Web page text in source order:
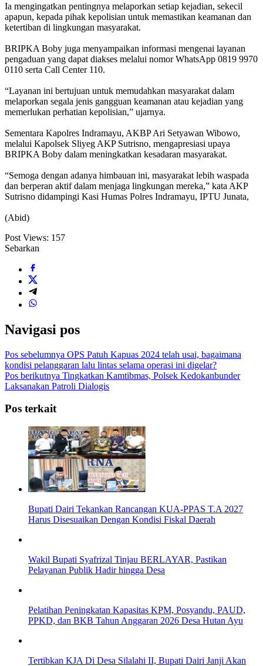
Ia mengingatkan pentingnya melaporkan setiap kejadian, sekecil
apapun, kepada pihak kepolisian untuk memastikan keamanan dan
ketertiban di lingkungan masyarakat.
BRIPKA Boby juga menyampaikan informasi mengenai layanan
pengaduan yang dapat diakses melalui nomor WhatsApp 0819 9970
0110 serta Call Center 110.
“Layanan ini bertujuan untuk memudahkan masyarakat dalam
melaporkan segala jenis gangguan keamanan atau kejadian yang
memerlukan perhatian kepolisian,” ujarnya.
Sementara Kapolres Indramayu, AKBP Ari Setyawan Wibowo,
melalui Kapolsek Sliyeg AKP Sutrisno, mengapresiasi upaya
BRIPKA Boby dalam meningkatkan kesadaran masyarakat.
“Semoga dengan adanya himbauan ini, masyarakat lebih waspada
dan berperan aktif dalam menjaga lingkungan mereka,” kata AKP
Sutrisno didampingi Kasi Humas Polres Indramayu, IPTU Junata,
(Abid)
Post Views: 157
Sebarkan
Navigasi pos
Pos sebelumnya OPS Patuh Kapuas 2024 telah usai, bagaimana
kondisi pelanggaran lalu lintas selama operasi ini digelar?
Pos berikutnya Tingkatkan Kamtibmas, Polsek Kedokanbunder
Laksanakan Patroli Dialogis
Pos terkait
Bupati Dairi Tekankan Rancangan KUA-PPAS T.A 2027
Harus Disesuaikan Dengan Kondisi Fiskal Daerah
Wakil Bupati Syafrizal Tinjau BERLAYAR, Pastikan
Pelayanan Publik Hadir hingga Desa
Pelatihan Peningkatan Kapasitas KPM, Posyandu, PAUD,
PPKD, dan BKB Tahun Anggaran 2026 Desa Hutan Ayu
Tertibkan KJA Di Desa Silalahi II, Bupati Dairi Janji Akan